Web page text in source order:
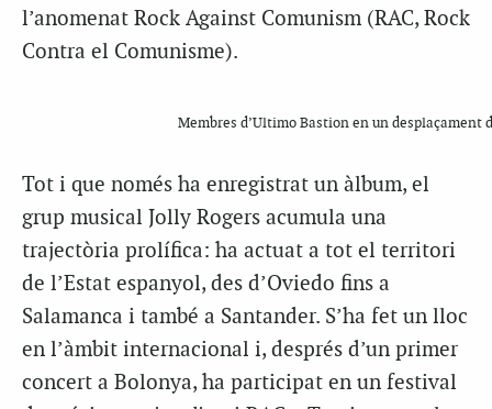
l’anomenat Rock Against Comunism (RAC, Rock
Contra el Comunisme).
Membres d’Ultimo Bastion en un desplaçament
Tot i que només ha enregistrat un àlbum, el
grup musical Jolly Rogers acumula una
trajectòria prolífica: ha actuat a tot el territori
de l’Estat espanyol, des d’Oviedo fins a
Salamanca i també a Santander. S’ha fet un lloc
en l’àmbit internacional i, després d’un primer
concert a Bolonya, ha participat en un festival